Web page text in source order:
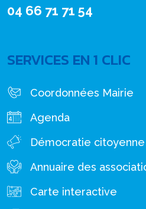
04 66 71 71 54
SERVICES EN 1 CLIC
Coordonnées Mairie
Agenda
Démocratie citoyenne
Annuaire des
Carte interactive